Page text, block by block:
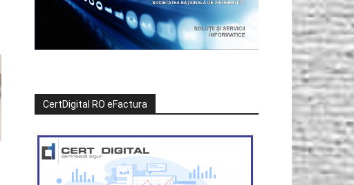
CertDigital RO eFactura